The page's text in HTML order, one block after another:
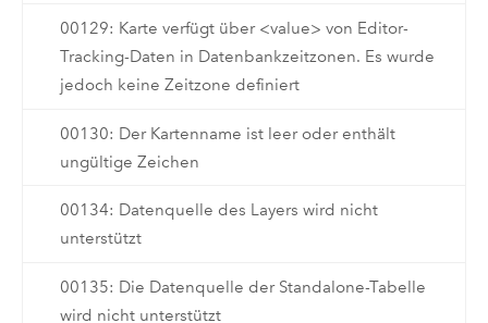
00129: Karte verfügt über <value> von Editor-
Tracking-Daten in Datenbankzeitzonen. Es wurde
jedoch keine Zeitzone definiert
00130: Der Kartenname ist leer oder enthält
ungültige Zeichen
00134: Datenquelle des Layers wird nicht
unterstützt
00135: Die Datenquelle der Standalone-Tabelle
wird nicht unterstützt